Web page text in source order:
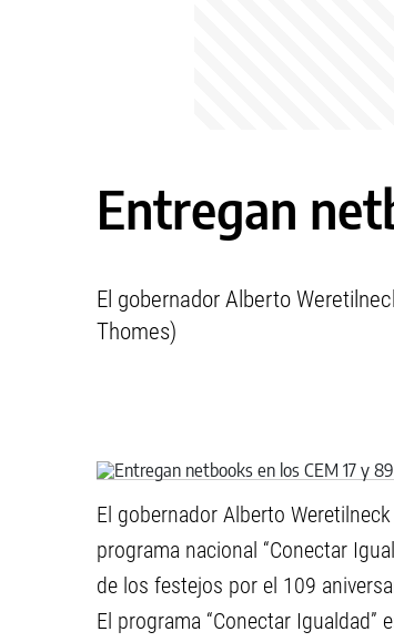
Entregan
El gobernador Alberto
Thomes)
El gobernador Alberto
programa nacional “Conectar
de los festejos por el 109
El programa “Conectar